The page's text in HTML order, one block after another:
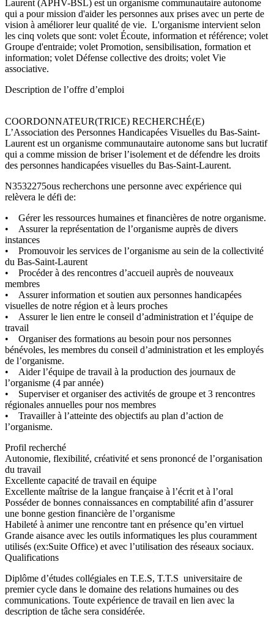
Laurent (APHV-BSL) est un organisme communautaire autonome
qui a pour mission d'aider les personnes aux prises avec un perte de
vision à améliorer leur qualité de vie. L'organisme intervient selon
les cinq volets que sont: volet Écoute, information et référence; volet
Groupe d'entraide; volet Promotion, sensibilisation, formation et
information; volet Défense collective des droits; volet Vie
associative.
Description de l’offre d’emploi
COORDONNATEUR(TRICE) RECHERCHÉ(E)
L’Association des Personnes Handicapées Visuelles du Bas-Saint-
Laurent est un organisme communautaire autonome sans but lucratif
qui a comme mission de briser l’isolement et de défendre les droits
des personnes handicapées visuelles du Bas-Saint-Laurent.
N3532275ous recherchons une personne avec expérience qui
relèvera le défi de:
• Gérer les ressources humaines et financières de notre organisme.
• Assurer la représentation de l’organisme auprès de divers
instances
• Promouvoir les services de l’organisme au sein de la collectivité
du Bas-Saint-Laurent
• Procéder à des rencontres d’accueil auprès de nouveaux
membres
• Assurer information et soutien aux personnes handicapées
visuelles de notre région et à leurs proches
• Assurer le lien entre le conseil d’administration et l’équipe de
travail
• Organiser des formations au besoin pour nos personnes
bénévoles, les membres du conseil d’administration et les employés
de l’organisme.
• Aider l’équipe de travail à la production des journaux de
l’organisme (4 par année)
• Superviser et organiser des activités de groupe et 3 rencontres
régionales annuelles pour nos membres
• Travailler à l’atteinte des objectifs au plan d’action de
l’organisme.
Profil recherché
Autonomie, flexibilité, créativité et sens prononcé de l’organisation
du travail
Excellente capacité de travail en équipe
Excellente maîtrise de la langue française à l’écrit et à l’oral
Posséder de bonnes connaissances en comptabilité afin d’assurer
une bonne gestion financière de l’organisme
Habileté à animer une rencontre tant en présence qu’en virtuel
Grande aisance avec les outils informatiques les plus couramment
utilisés (ex:Suite Office) et avec l’utilisation des réseaux sociaux.
Qualifications
Diplôme d’études collégiales en T.E.S, T.T.S universitaire de
premier cycle dans le domaine des relations humaines ou des
communications. Toute expérience de travail en lien avec la
description de tâche sera considérée.